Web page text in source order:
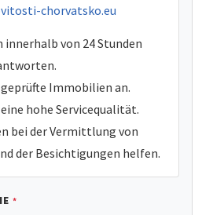
chorvatsko.eu
innerhalb von 24 Stunden
Immobilien an.
hohe Servicequalität.
bei der Vermittlung von
der Besichtigungen helfen.
*